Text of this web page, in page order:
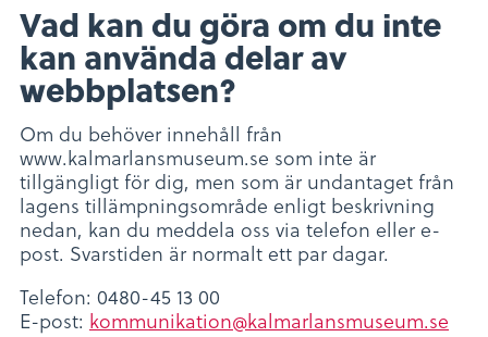
Vad kan du göra om du inte
kan använda delar av
webbplatsen?
Om du behöver innehåll från
www.kalmarlansmuseum.se som inte är
tillgängligt för dig, men som är undantaget från
lagens tillämpningsområde enligt beskrivning
nedan, kan du meddela oss via telefon eller e-
post. Svarstiden är normalt ett par dagar.
Telefon: 0480-45 13 00
E-post: kommunikation@kalmarlansmuseum.se